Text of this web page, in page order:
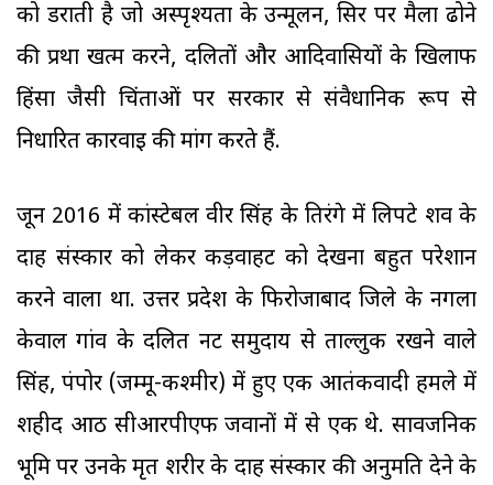
को डराती है जो अस्पृश्यता के उन्मूलन, सिर पर मैला ढोने
की प्रथा खत्म करने, दलितों और आदिवासियों के खिलाफ
हिंसा जैसी चिंताओं पर सरकार से संवैधानिक रूप से
निर्धारित कार्रवाई की मांग करते हैं.
जून 2016 में कांस्टेबल वीर सिंह के तिरंगे में लिपटे शव के
दाह संस्कार को लेकर कड़वाहट को देखना बहुत परेशान
करने वाला था. उत्तर प्रदेश के फिरोजाबाद जिले के नगला
केवाल गांव के दलित नट समुदाय से ताल्लुक रखने वाले
सिंह, पंपोर (जम्मू-कश्मीर) में हुए एक आतंकवादी हमले में
शहीद आठ सीआरपीएफ जवानों में से एक थे. सार्वजनिक
भूमि पर उनके मृत शरीर के दाह संस्कार की अनुमति देने के